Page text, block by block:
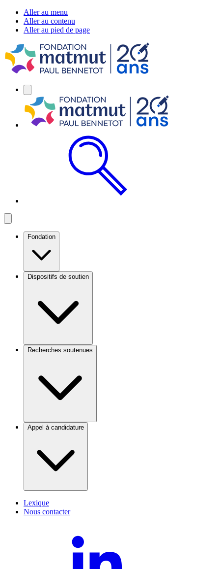
Aller au menu
Aller au contenu
Aller au pied de page
Fondation
Dispositifs de soutien
Recherches soutenues
Appel à candidature
Lexique
Nous contacter